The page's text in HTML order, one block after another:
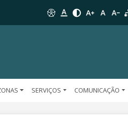
SERVIÇOS COMUNICAÇÃO